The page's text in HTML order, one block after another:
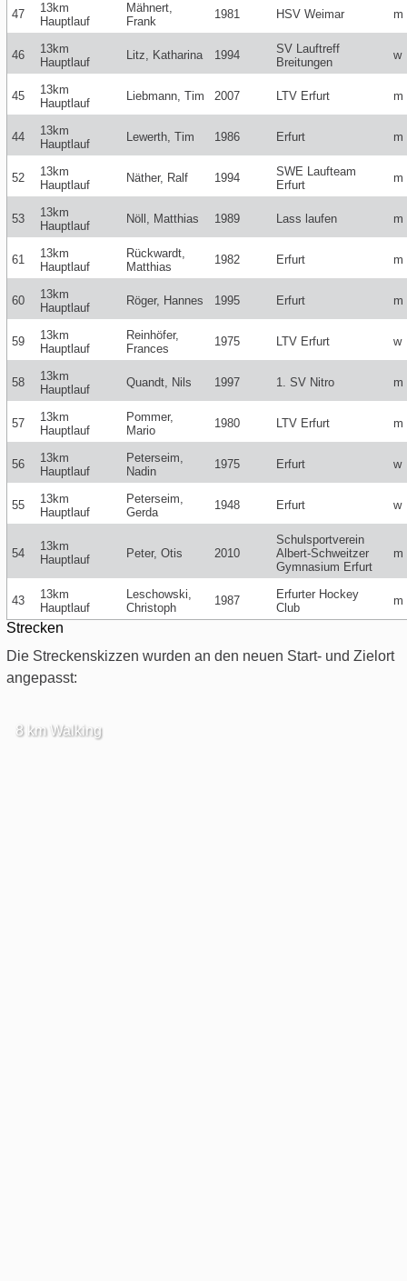
47
13km
Hauptlauf
Mähnert,
Frank
1981 HSV Weimar m
46
13km
Hauptlauf
Litz, Katharina 1994
SV Lauftreff
Breitungen
w
45
13km
Hauptlauf
Liebmann, Tim 2007 LTV Erfurt m
44
13km
Hauptlauf
Lewerth, Tim 1986 Erfurt m
52
13km
Hauptlauf
Näther, Ralf 1994
SWE Laufteam
Erfurt
m
53
13km
Hauptlauf
Nöll, Matthias 1989 Lass laufen m
61
13km
Hauptlauf
Rückwardt,
Matthias
1982 Erfurt m
60
13km
Hauptlauf
Röger, Hannes 1995 Erfurt m
59
13km
Hauptlauf
Reinhöfer,
Frances
1975 LTV Erfurt w
58
13km
Hauptlauf
Quandt, Nils 1997 1. SV Nitro m
57
13km
Hauptlauf
Pommer,
Mario
1980 LTV Erfurt m
56
13km
Hauptlauf
Peterseim,
Nadin
1975 Erfurt w
55
13km
Hauptlauf
Peterseim,
Gerda
1948 Erfurt w
54
13km
Hauptlauf
Peter, Otis 2010
Schulsportverein
Albert-Schweitzer
Gymnasium Erfurt
m
43
13km
Hauptlauf
Leschowski,
Christoph
1987
Erfurter Hockey
Club
m
Strecken
Die Streckenskizzen wurden an den neuen Start- und Zielort
angepasst:
8 km Walking